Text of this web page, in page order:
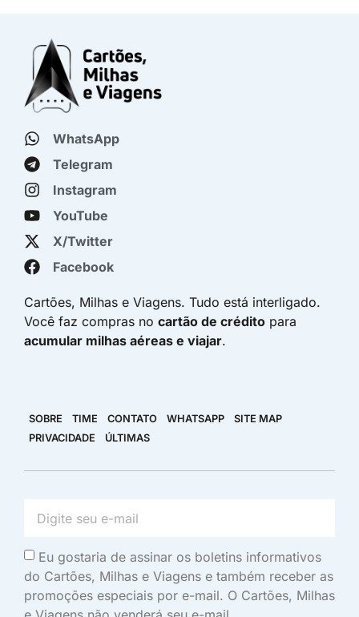
WhatsApp
Telegram
Instagram
YouTube
X/Twitter
Facebook
Cartões, Milhas e Viagens. Tudo está interligado.
Você faz compras no cartão de crédito para
acumular milhas aéreas e viajar.
SOBRE TIME CONTATO WHATSAPP
SITE MAP
PRIVACIDADE
ÚLTIMAS
Eu gostaria de assinar os boletins informativos
do Cartões, Milhas e Viagens e também receber as
promoções especiais por e-mail. O Cartões, Milhas